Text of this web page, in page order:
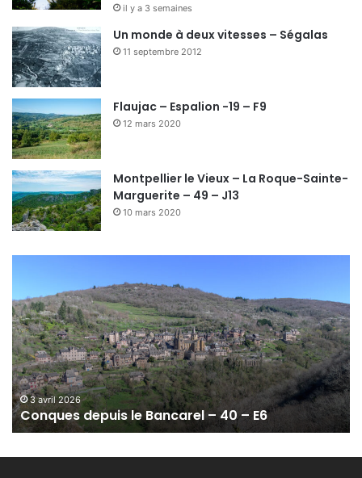
il y a 3 semaines
Un monde à deux vitesses – Ségalas
11 septembre 2012
Flaujac – Espalion -19 – F9
12 mars 2020
Montpellier le Vieux – La Roque-Sainte-
Marguerite – 49 – J13
10 mars 2020
n
q
u
e
s
d
e
p
u
3 avril 2026
Conques depuis le Bancarel – 40 – E6